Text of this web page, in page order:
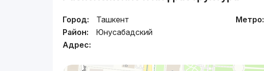
Город:
Ташкент
Район:
Юнусабадский
Адрес:
Метро: